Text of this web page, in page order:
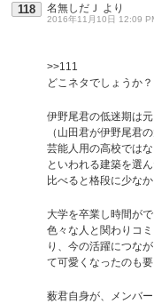
118 名無しだＪ より
2016年11月10日 12:09
>>111
どこネタでしょうか？
伊野尾君の低迷期は
（山田君が伊野尾君
芸能人用の高校では
といわれる建築を選
比べると格段に少な
大学を卒業し時間が
色々な人と関わりコ
り、今の活躍につな
て可愛くなったのも要
薮君自身が、メンバ